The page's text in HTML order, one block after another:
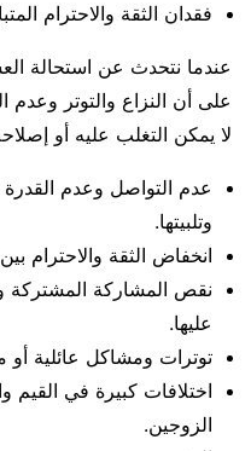
فقدان الثقة والاحترام
عندما نتحدث عن استحالة
على أن النزاع والتوتر
لا يمكن التغلب عليه أو
عدم التواصل وعدم
وتلبيتها.
انخفاض الثقة والاحترام
نقص المشاركة المشتركة
عليها.
توترات ومشاكل عائلية أو
اختلافات كبيرة في القيم
الزوجين.